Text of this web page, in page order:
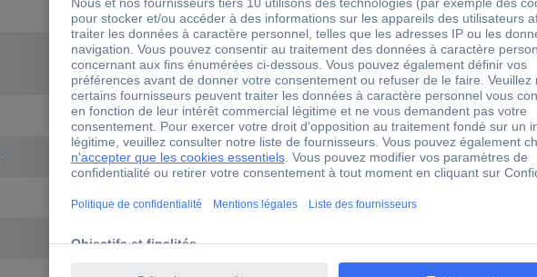
non blindé
ordinateur
alimentation
Cordon
cuivre
rond